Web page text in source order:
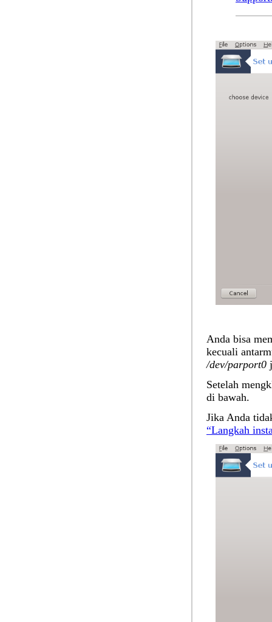
Anda bisa
kecuali
/dev/parport0
Setelah
di bawah.
Jika Anda
“Langkah